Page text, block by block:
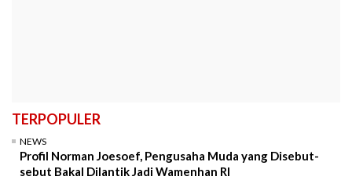
TERPOPULER
NEWS
Profil Norman Joesoef, Pengusaha Muda yang Disebut-
sebut Bakal Dilantik Jadi Wamenhan RI